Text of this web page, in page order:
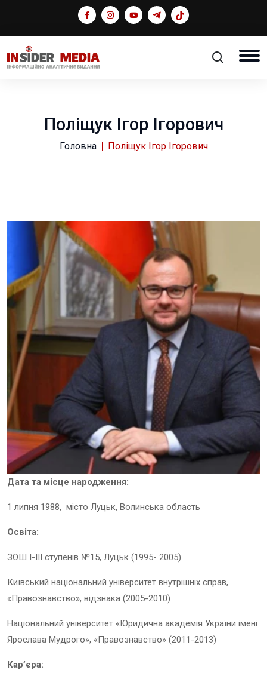
Поліщук Ігор Ігорович
Головна Поліщук Ігор Ігорович
Дата та місце народження:
1 липня 1988, місто Луцьк, Волинська область
Освіта:
ЗОШ І-ІІІ ступенів №15, Луцьк (1995- 2005)
Київський національний університет внутрішніх справ,
«Правознавство», відзнака (2005-2010)
Національний університет «Юридична академія України імені
Ярослава Мудрого», «Правознавство» (2011-2013)
Кар’єра: